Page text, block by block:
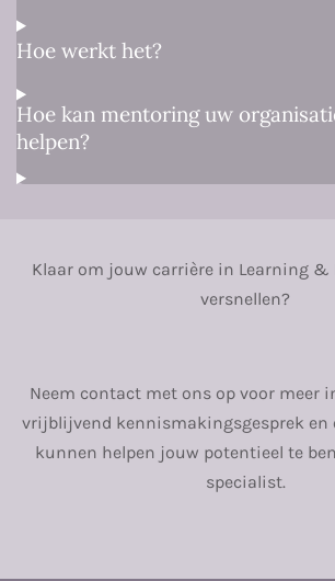
Hoe werkt het?
Hoe kan mentoring uw
helpen?
Klaar om jouw carrière in Learning &
versnellen?
Neem contact met ons op voor meer
vrijblijvend kennismakingsgesprek en
kunnen helpen jouw potentieel te
specialist.